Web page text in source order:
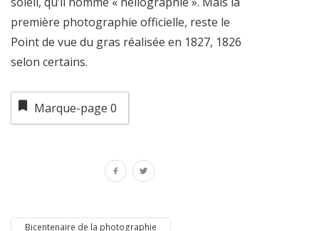
première photographie officielle, reste le
Point de vue du gras réalisée en 1827, 1826
selon certains.
Marque-page 0
Bicentenaire de la photographie